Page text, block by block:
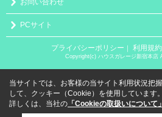
お問い合わせ
PCサイト
プライバシーポリシー ｜ 利用規約
Copyright(c) ハウスガレージ新宿本店
当サイトでは、お客様の当サイト利用状況把
して、クッキー（Cookie）を使用しています。
詳しくは、当社の 「Cookieの取扱いについて」